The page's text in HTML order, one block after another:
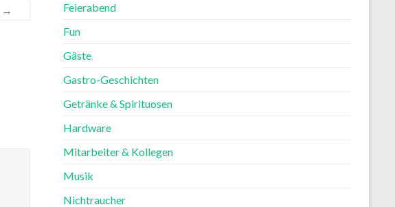
→
Feierabend
Fun
Gäste
Gastro-Geschichten
Getränke & Spirituosen
Hardware
Mitarbeiter & Kollegen
Musik
Nichtraucher